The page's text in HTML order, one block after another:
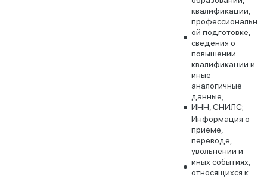
квалификации,
профессиональн
ой подготовке,
сведения о
повышении
квалификации и
иные
аналогичные
данные;
ИНН, СНИЛС;
Информация о
приеме,
переводе,
увольнении и
иных событиях,
относящихся к